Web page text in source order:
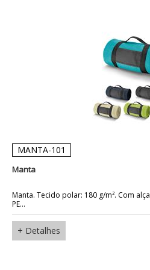
MANTA-101
Manta
Manta. Tecido polar: 180 g/m². Com
PE...
+ Detalhes